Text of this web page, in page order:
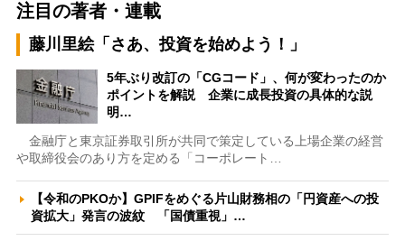
注目の著者・連載
藤川里絵「さあ、投資を始めよう！」
5年ぶり改訂の「CGコード」、何が変わったのか
ポイントを解説 企業に成長投資の具体的な説
明…
金融庁と東京証券取引所が共同で策定している上場企業の経営
や取締役会のあり方を定める「コーポレート…
【令和のPKOか】GPIFをめぐる片山財務相の「円資産への投
資拡大」発言の波紋 「国債重視」…